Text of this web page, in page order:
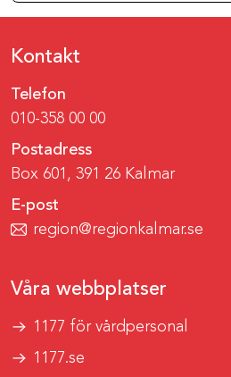
Kontakt
Telefon
010-358 00 00
Postadress
Box 601, 391 26 Kalmar
E-post
region@regionkalmar.se
Våra webbplatser
1177 för vårdpersonal
1177.se